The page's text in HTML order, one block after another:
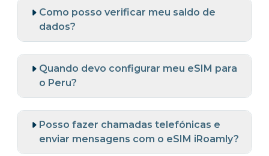
Como posso verificar meu saldo de
dados?
Quando devo configurar meu eSIM para
o Peru?
Posso fazer chamadas telefónicas e
enviar mensagens com o eSIM iRoamly?